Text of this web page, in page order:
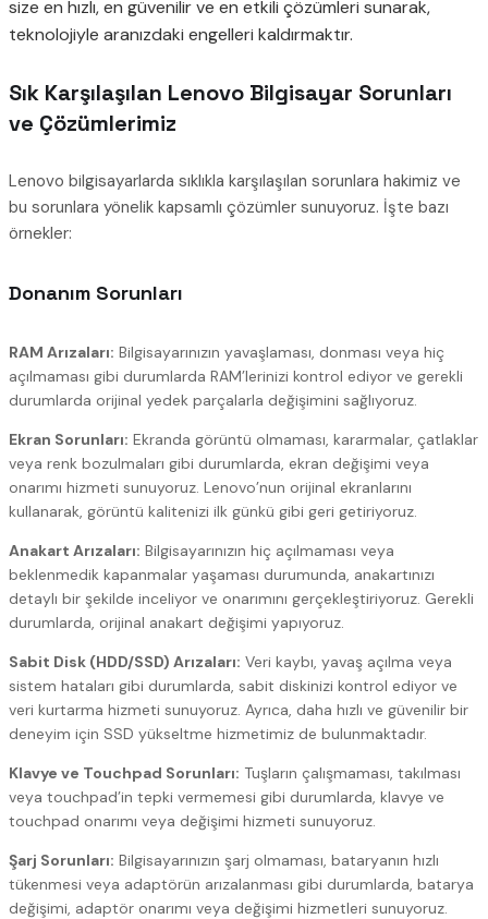
size en hızlı, en güvenilir ve en etkili çözümleri sunarak,
teknolojiyle aranızdaki engelleri kaldırmaktır.
Sık Karşılaşılan Lenovo Bilgisayar Sorunları
ve Çözümlerimiz
Lenovo bilgisayarlarda sıklıkla karşılaşılan sorunlara hakimiz ve
bu sorunlara yönelik kapsamlı çözümler sunuyoruz. İşte bazı
örnekler:
Donanım Sorunları
RAM Arızaları: Bilgisayarınızın yavaşlaması, donması veya hiç
açılmaması gibi durumlarda RAM’lerinizi kontrol ediyor ve gerekli
durumlarda orijinal yedek parçalarla değişimini sağlıyoruz.
Ekran Sorunları: Ekranda görüntü olmaması, kararmalar, çatlaklar
veya renk bozulmaları gibi durumlarda, ekran değişimi veya
onarımı hizmeti sunuyoruz. Lenovo’nun orijinal ekranlarını
kullanarak, görüntü kalitenizi ilk günkü gibi geri getiriyoruz.
Anakart Arızaları: Bilgisayarınızın hiç açılmaması veya
beklenmedik kapanmalar yaşaması durumunda, anakartınızı
detaylı bir şekilde inceliyor ve onarımını gerçekleştiriyoruz. Gerekli
durumlarda, orijinal anakart değişimi yapıyoruz.
Sabit Disk (HDD/SSD) Arızaları: Veri kaybı, yavaş açılma veya
sistem hataları gibi durumlarda, sabit diskinizi kontrol ediyor ve
veri kurtarma hizmeti sunuyoruz. Ayrıca, daha hızlı ve güvenilir bir
deneyim için SSD yükseltme hizmetimiz de bulunmaktadır.
Klavye ve Touchpad Sorunları: Tuşların çalışmaması, takılması
veya touchpad’in tepki vermemesi gibi durumlarda, klavye ve
touchpad onarımı veya değişimi hizmeti sunuyoruz.
Şarj Sorunları: Bilgisayarınızın şarj olmaması, bataryanın hızlı
tükenmesi veya adaptörün arızalanması gibi durumlarda, batarya
değişimi, adaptör onarımı veya değişimi hizmetleri sunuyoruz.